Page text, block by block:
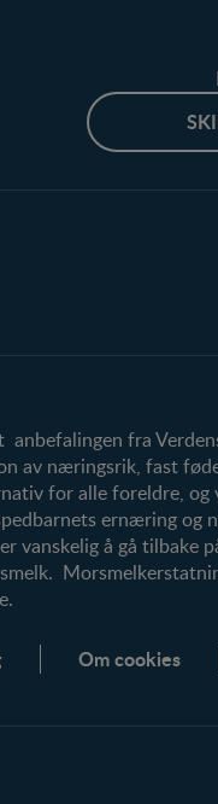
anbefalingen fra
av næringsrik, fast
for alle foreldre, og
ernæring og
vanskelig å gå tilbake
Om cookies